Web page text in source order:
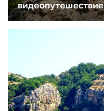
видеопутешествие